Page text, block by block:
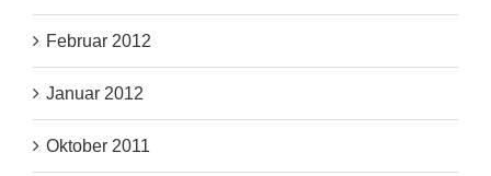
Februar 2012
Januar 2012
Oktober 2011